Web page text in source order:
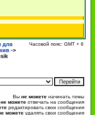
для
->
Часовой пояс: GMT + 6
Вы не можете начинать темы
не можете отвечать на сообщения
редактировать свои сообщения
можете удалять свои сообщения